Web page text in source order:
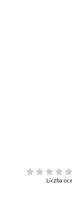
Liczba